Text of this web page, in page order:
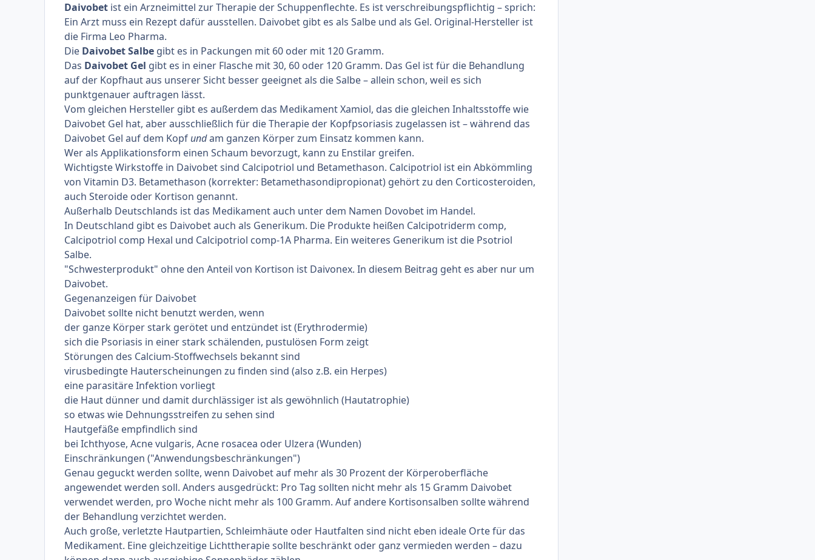
Daivobetist ein Arzneimittel zur Therapie derSchuppenflechte. Es ist verschreibungspflichtig – sprich:
Ein Arzt muss ein Rezept dafür ausstellen. Daivobet gibt es als Salbe und als Gel. Original-Hersteller ist
die Firma Leo Pharma.
Die Daivobet Salbegibt es in Packungen mit 60 oder mit 120 Gramm.
Das Daivobet Gel gibt es in einer Flasche mit 30, 60 oder 120 Gramm. Das Gel ist für die Behandlung
auf der Kopfhaut aus unserer Sicht besser geeignet als die Salbe – allein schon, weil es sich
punktgenauer auftragen lässt.
Vom gleichen Hersteller gibt es außerdem das Medikament Xamiol, das die gleichen Inhaltsstoffe wie
Daivobet Gel hat, aber ausschließlich für die Therapie der Kopfpsoriasis zugelassen ist – während das
Daivobet Gel auf dem Kopf undam ganzen Körper zum Einsatz kommen kann.
Wer als Applikationsform einen Schaum bevorzugt, kann zu Enstilargreifen.
Wichtigste Wirkstoffe in Daivobet sind Calcipotriol und Betamethason. Calcipotriol ist ein Abkömmling
von Vitamin D3. Betamethason (korrekter: Betamethasondipropionat) gehört zu den Corticosteroiden,
auch Steroide oder Kortison genannt.
Außerhalb Deutschlands ist das Medikament auch unter dem Namen Dovobet im Handel.
In Deutschland gibt es Daivobet auch als Generikum. Die Produkte heißen Calcipotriderm comp,
Calcipotriol comp Hexal und Calcipotriol comp-1A Pharma. Ein weiteres Generikum ist die Psotriol
Salbe.
"Schwesterprodukt" ohne den Anteil von Kortison ist Daivonex. In diesem Beitrag geht es aber nur um
Daivobet.
Gegenanzeigen für Daivobet
Daivobet sollte nicht benutzt werden, wenn
der ganze Körper stark gerötet und entzündet ist (Erythrodermie)
sich die Psoriasis in einer stark schälenden, pustulösen Form zeigt
Störungen des Calcium-Stoffwechsels bekannt sind
virusbedingte Hauterscheinungen zu finden sind (also z.B. ein Herpes)
eine parasitäre Infektion vorliegt
die Haut dünner und damit durchlässiger ist als gewöhnlich (Hautatrophie)
so etwas wie Dehnungsstreifen zu sehen sind
Hautgefäße empfindlich sind
bei Ichthyose, Acne vulgaris, Acne rosacea oder Ulzera (Wunden)
Einschränkungen ("Anwendungsbeschränkungen")
Genau geguckt werden sollte, wenn Daivobet auf mehr als 30 Prozent der Körperoberfläche
angewendet werden soll. Anders ausgedrückt: Pro Tag sollten nicht mehr als 15 Gramm Daivobet
verwendet werden, pro Woche nicht mehr als 100 Gramm. Auf andere Kortisonsalben sollte während
der Behandlung verzichtet werden.
Auch große, verletzte Hautpartien, Schleimhäute oder Hautfalten sind nicht eben ideale Orte für das
Medikament. Eine gleichzeitige Lichttherapie sollte beschränkt oder ganz vermieden werden – dazu